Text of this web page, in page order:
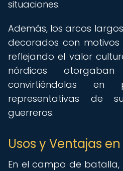
situaciones.
Además, los arcos
decorados con
reflejando el valor
nórdicos
convirtiéndolas
representativas de
guerreros.
Usos y Ventajas
En el campo de